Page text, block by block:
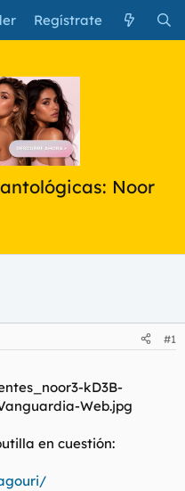
Regístrate
Noor
#1
en cuestión: